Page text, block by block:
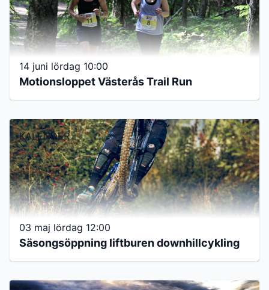
14 juni lördag 10:00
Motionsloppet Västerås Trail Run
KALENDER
03 maj lördag 12:00
Säsongsöppning liftburen downhillcykling